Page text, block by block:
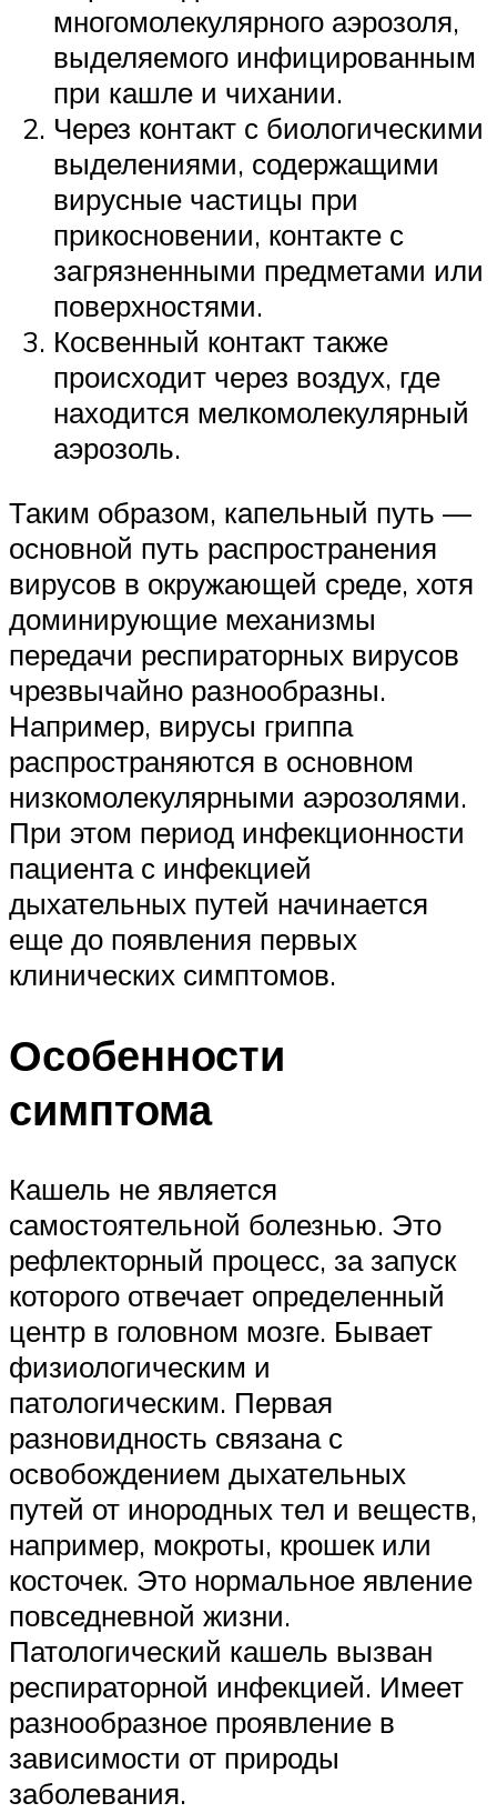
многомолекулярного аэрозоля,
выделяемого инфицированным
при кашле и чихании.
Через контакт с биологическими
выделениями, содержащими
вирусные частицы при
прикосновении, контакте с
загрязненными предметами или
поверхностями.
Косвенный контакт также
происходит через воздух, где
находится мелкомолекулярный
аэрозоль.
Таким образом, капельный путь —
основной путь распространения
вирусов в окружающей среде, хотя
доминирующие механизмы
передачи респираторных вирусов
чрезвычайно разнообразны.
Например, вирусы гриппа
распространяются в основном
низкомолекулярными аэрозолями.
При этом период инфекционности
пациента с инфекцией
дыхательных путей начинается
еще до появления первых
клинических симптомов.
Особенности
симптома
Кашель не является
самостоятельной болезнью. Это
рефлекторный процесс, за запуск
которого отвечает определенный
центр в головном мозге. Бывает
физиологическим и
патологическим. Первая
разновидность связана с
освобождением дыхательных
путей от инородных тел и веществ,
например, мокроты, крошек или
косточек. Это нормальное явление
повседневной жизни.
Патологический кашель вызван
респираторной инфекцией. Имеет
разнообразное проявление в
зависимости от природы
заболевания.